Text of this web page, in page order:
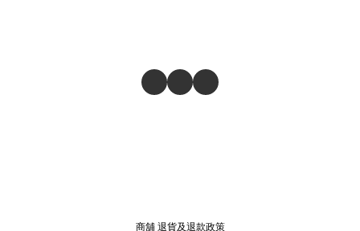
商舖 退貨及退款政策